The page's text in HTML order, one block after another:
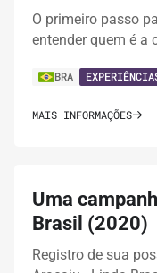
O primeiro passo
entender quem é a
BRA
MAIS INFORMAÇÕES
Uma
Brasil (2020)
Registro de sua